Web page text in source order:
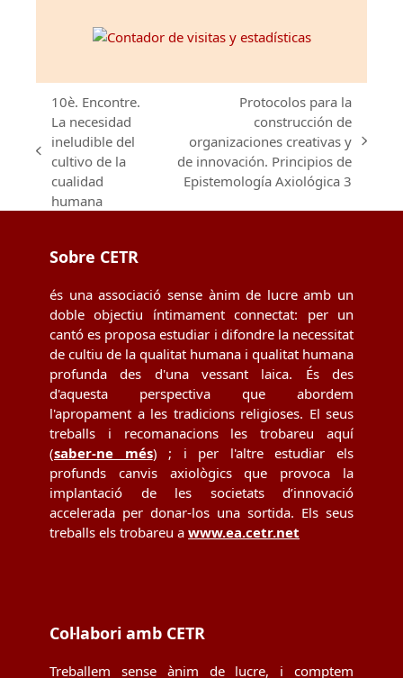
previous
post:
10è. Encontre.
La necesidad
ineludible del
cultivo de la
cualidad
humana
next
post:
Protocolos para la
construcción de
organizaciones creativas y
de innovación. Principios de
Epistemología Axiológica 3
Sobre CETR
és una associació sense ànim de lucre amb un
doble objectiu íntimament connectat: per un
cantó es proposa estudiar i difondre la necessitat
de cultiu de la qualitat humana i qualitat humana
profunda des d'una vessant laica. És des
d'aquesta perspectiva que abordem
l'apropament a les tradicions religioses. El seus
treballs i recomanacions les trobareu aquí
(saber-ne més) ; i per l'altre estudiar els
profunds canvis axiològics que provoca la
implantació de les societats d’innovació
accelerada per donar-los una sortida. Els seus
treballs els trobareu a www.ea.cetr.net
Col·labori amb CETR
Treballem sense ànim de lucre, i comptem